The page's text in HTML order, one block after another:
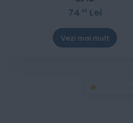
74 95 Lei
Vezi mai mult